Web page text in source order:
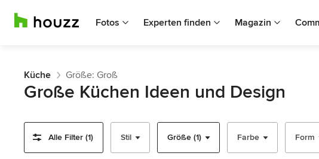
Fotos Experten finden Magazin
Küche Größe: Groß
Große Küchen Ideen und Design
Alle Filter (1) Stil Größe (1) Farbe Form